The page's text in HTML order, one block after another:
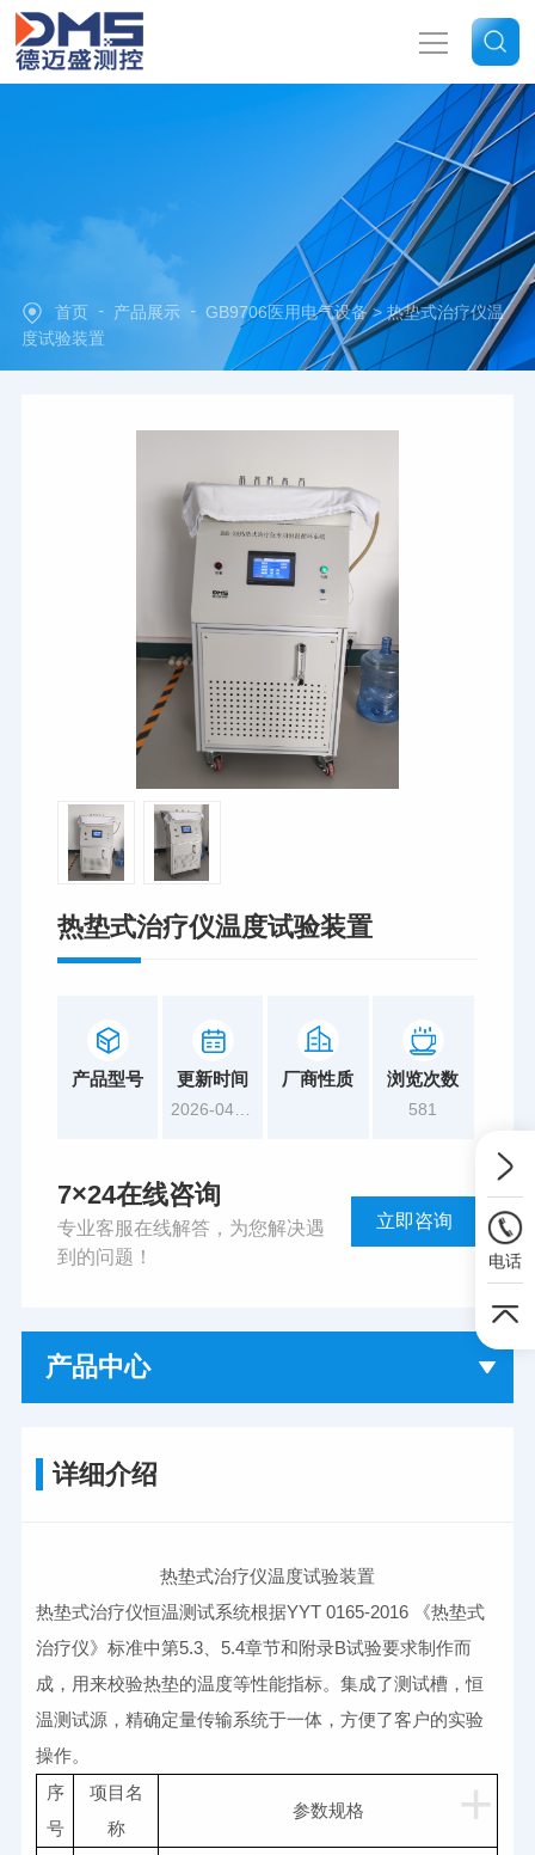
产品中心
新闻中心
联系我们
首页 - 产品展示 - GB9706医用电气设备> 热垫式治疗仪温
度试验装置
热垫式治疗仪温度试验装置
产品型号 更新时间
2026-04-14
厂商性质 浏览次数
581
7×24在线咨询
专业客服在线解答，为您解决遇
到的问题！
立即咨询
产品中心
详细介绍
热垫式治疗仪温度试验装置
热垫式治疗仪恒温测试系统根据YYT 0165-2016 《热垫式
治疗仪》标准中第5.3、5.4章节和附录B试验要求制作而
成，用来校验热垫的温度等性能指标。集成了测试槽，恒
温测试源，精确定量传输系统于一体，方便了客户的实验
操作。
+
序
号
项目名
称
参数规格
电话